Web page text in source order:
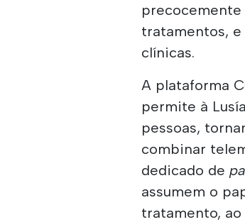
precocemente
tratamentos,
clínicas.
A plataforma
permite à
pessoas,
combinar
dedicado de
assumem o
tratamento,